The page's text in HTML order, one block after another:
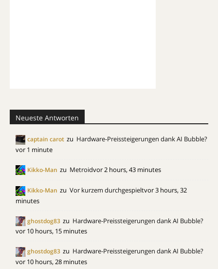
Neueste Antworten
captain carot zu Hardware-Preissteigerungen dank AI Bubble?
vor 1 minute
Kikko-Man zu Metroidvor 2 hours, 43 minutes
Kikko-Man zu Vor kurzem durchgespieltvor 3 hours, 32
minutes
ghostdog83 zu Hardware-Preissteigerungen dank AI Bubble?
vor 10 hours, 15 minutes
ghostdog83 zu Hardware-Preissteigerungen dank AI Bubble?
vor 10 hours, 28 minutes